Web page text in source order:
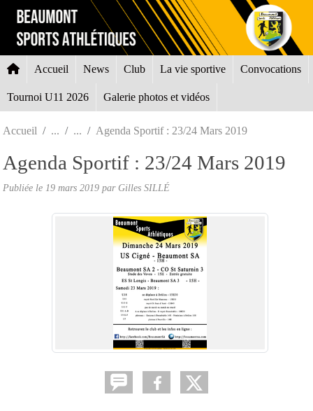
Accueil News Club La vie sportive Convocations
Tournoi U11 2026 Galerie photos et vidéos
Accueil Agenda Sportif : 23/24 Mars 2019
Agenda Sportif : 23/24 Mars 2019
Publiée le 19 mars 2019 par Gilles SILLÉ
Panneau de gestion des cookies